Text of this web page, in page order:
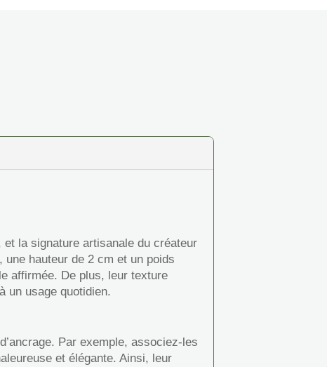
la signature artisanale du créateur
hauteur de 2 cm et un poids
affirmée. De plus, leur texture
un usage quotidien.
Par exemple, associez-les
et élégante. Ainsi, leur